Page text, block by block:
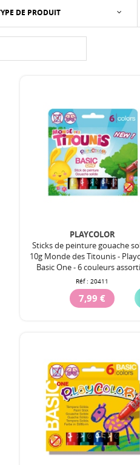
DE PRODUIT
PLAYCOLOR
Sticks de peinture gouache
10g Monde des Titounis -
Basic One - 6 couleurs
Réf :20411
7,99 €